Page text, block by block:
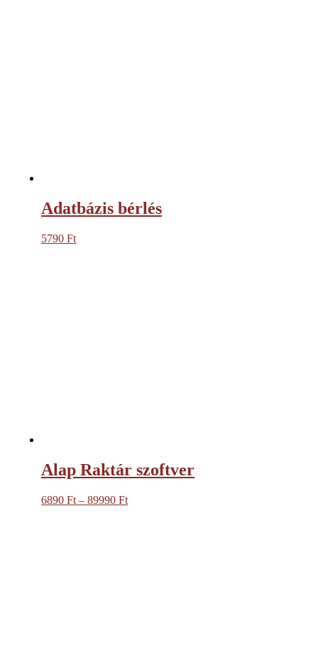
Adatbázis bérlés
5790 Ft
Alap Raktár szoftver
6890 Ft – 89990 Ft